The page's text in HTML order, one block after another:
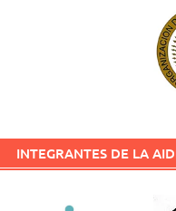
INTEGRANTES DE LA